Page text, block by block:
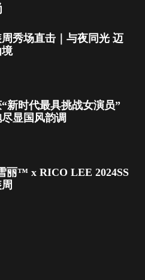
秀场直击｜与夜同光 迈
新时代最具挑战女演员”
显国风韵调
丽™ x RICO LEE 2024SS